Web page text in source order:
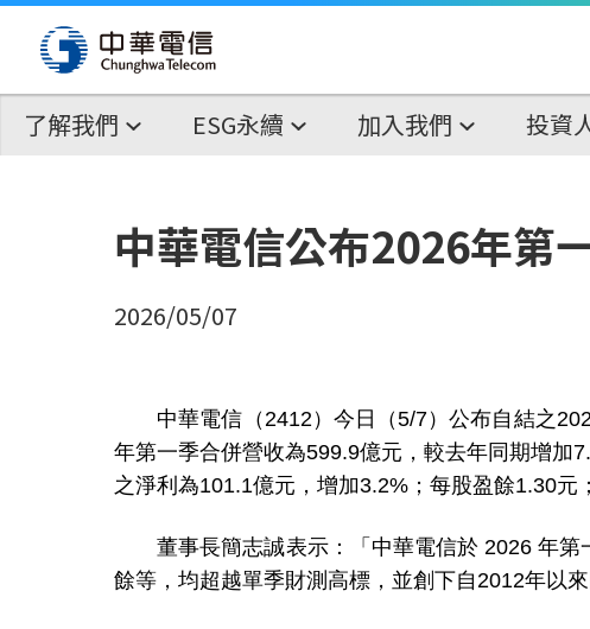
了解我們 ESG永續 加入我們 投資
中華電信公布2026年第
2026/05/07
中華電信（2412）今日（5/7）公布自結之
年第一季合併營收為599.9億元，較去年同期增加
之淨利為101.1億元，增加3.2%；每股盈餘1.30元
董事長簡志誠表示：「中華電信於 2026 年第
餘等，均超越單季財測高標，並創下自2012年以